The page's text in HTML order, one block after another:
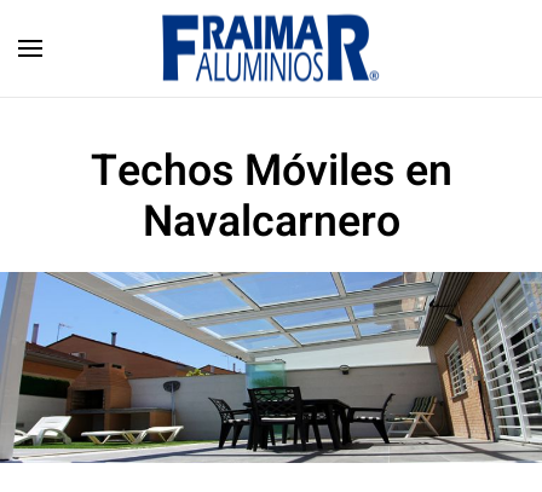
Skip to main content
Techos Móviles en
Navalcarnero